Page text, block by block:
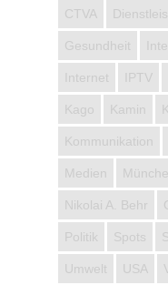
CTVA
Gesundheit
Internet IPTV
Kago Kamin
Kommunikation
Medien
Nikolai A. Behr
Politik Spots
Umwelt USA